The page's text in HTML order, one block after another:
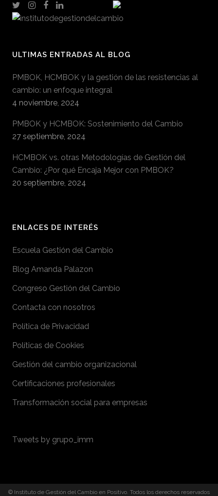
ULTIMAS ENTRADAS AL BLOG
PMBOK, HCMBOK y la gestión de las resistencias al
cambio: un enfoque integral
4 noviembre, 2024
PMBOK y HCMBOK: Sostenimiento del Cambio
27 septiembre, 2024
HCMBOK vs. otras Metodologías de Gestión del
Cambio: ¿Por qué Encaja Mejor con PMBOK?
20 septiembre, 2024
ENLACES DE INTERÉS
Escuela Gestión del Cambio
Blog Amanda Palazon
Congreso Gestión del Cambio
Contacta con nosotros
Política de Privacidad
Políticas de Cookies
Gestión del cambio organizacional
Certificaciones profesionales
Transformación social para empresas
Tweets by grupo_imm
© Instituto de Gestión del Cambio en Positivo. Todos los derechos reservados